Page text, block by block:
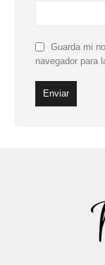
Guarda mi
navegador para